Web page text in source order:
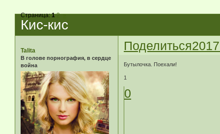
Кис-кис
Страница:1 2 »
Поделиться
Talita
В голове порнография, в сердце
война
Бутылочка. Поехали!
1
0